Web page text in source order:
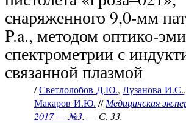
снаряженного 9,0-мм
P.a., методом оптико-
спектрометрии с
связанной плазмой
/Светлолобов Д.Ю., Лузанова И.С.,
Макаров И.Ю. //Медицинская
2017 — №3. — С. 33.